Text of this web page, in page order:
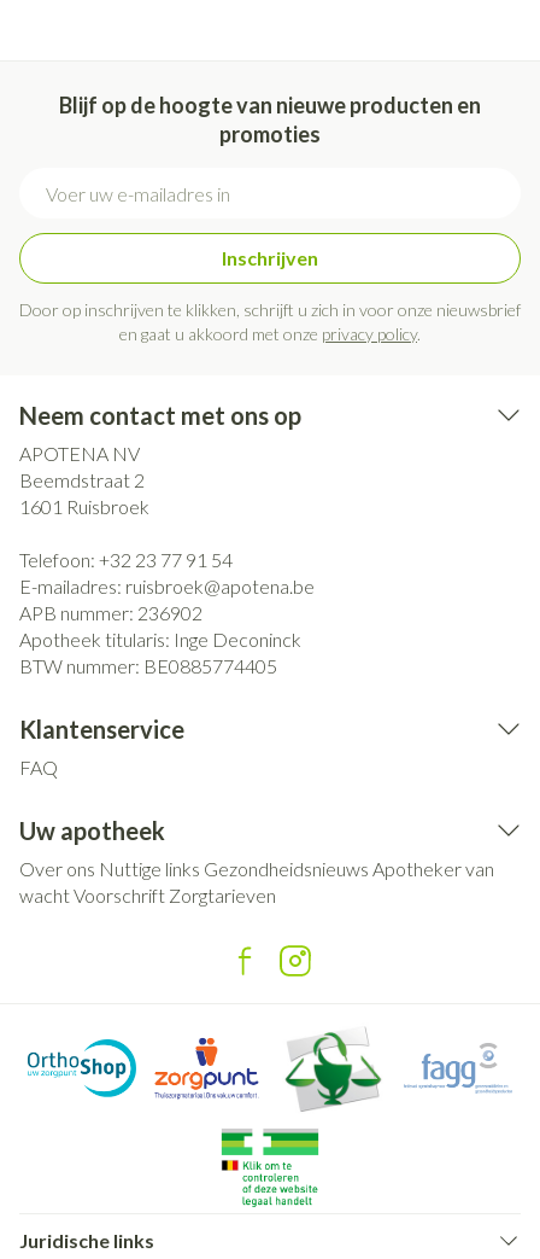
Blijf op de hoogte van nieuwe producten en
promoties
Inschrijven
Door op inschrijven te klikken, schrijft u zich in voor onze nieuwsbrief
en gaat u akkoord met onze privacy policy.
Neem contact met ons op
APOTENA NV
Beemdstraat 2
1601 Ruisbroek
Telefoon: +32 23 77 91 54
E-mailadres: ruisbroek@apotena.be
APB nummer: 236902
Apotheek titularis: Inge Deconinck
BTW nummer: BE0885774405
Klantenservice
FAQ
Uw apotheek
Over ons Nuttige links Gezondheidsnieuws Apotheker van
wachtVoorschrift Zorgtarieven
Juridische links